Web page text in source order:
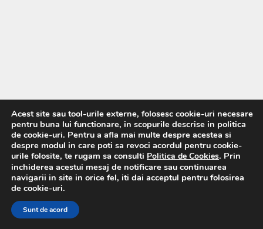
Acest site sau tool-urile externe, folosesc cookie-uri necesare
pentru buna lui functionare, in scopurile descrise in politica
de cookie-uri. Pentru a afla mai multe despre acestea si
despre modul in care poti sa revoci acordul pentru cookie-
urile folosite, te rugam sa consulti Politica de Cookies. Prin
inchiderea acestui mesaj de notificare sau continuarea
navigarii in site in orice fel, iti dai acceptul pentru folosirea
de cookie-uri.
Sunt de acord